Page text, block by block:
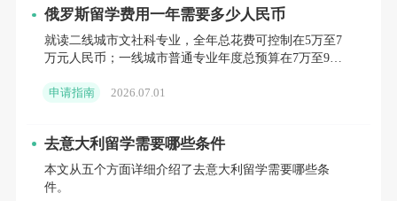
重培养学生的全球视野与实操能力，适合本科为商科、
管理、工程等背景，计划从事跨境商务、供应链管理等
相关工作的申请者。
析等，课程多融入真实商业案例，部分院校与ING银
行、麦肯锡等企业合作开设实践项目;物流专业则依托鹿
俄罗斯留学费用一年需要多少人民币
就读二线城市文社科专业，全年总花费可控制在5万至7
万元人民币；一线城市普通专业年度总预算在7万至9万
申请指南 2026.07.01
去意大利留学需要哪些条件
本文从五个方面详细介绍了去意大利留学需要哪些条
件。